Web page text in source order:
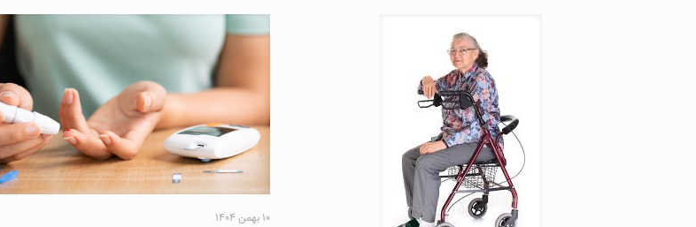
۱۰ بهمن ۱۴۰۴